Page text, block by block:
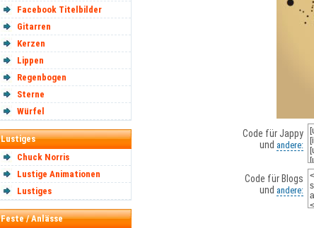
Facebook Titelbilder
Gitarren
Kerzen
Lippen
Regenbogen
Sterne
Würfel
Lustiges
Chuck Norris
Lustige Animationen
Lustiges
Feste / Anlässe
Code für Jappy
und andere:
Code für Blogs
und andere: